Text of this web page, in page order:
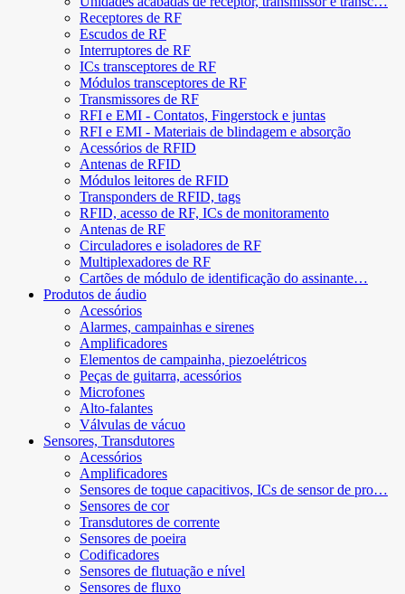
Receptores de RF
Escudos de RF
Interruptores de RF
ICs transceptores de RF
Módulos transceptores de RF
Transmissores de RF
RFI e EMI - Contatos, Fingerstock e juntas
RFI e EMI - Materiais de blindagem e absorção
Acessórios de RFID
Antenas de RFID
Módulos leitores de RFID
Transponders de RFID, tags
RFID, acesso de RF, ICs de monitoramento
Antenas de RF
Circuladores e isoladores de RF
Multiplexadores de RF
Cartões de módulo de identificação do assinante…
Produtos de áudio
Acessórios
Alarmes, campainhas e sirenes
Amplificadores
Elementos de campainha, piezoelétricos
Peças de guitarra, acessórios
Microfones
Alto-falantes
Válvulas de vácuo
Sensores, Transdutores
Acessórios
Amplificadores
Sensores de toque capacitivos, ICs de sensor de pro…
Sensores de cor
Transdutores de corrente
Sensores de poeira
Codificadores
Sensores de flutuação e nível
Sensores de fluxo